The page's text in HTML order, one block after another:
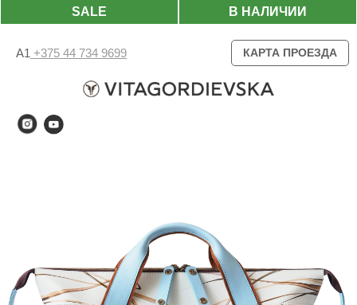
В НАЛИЧИИ
SALE
А1 +375 44 734 9699 КАРТА ПРОЕЗДА